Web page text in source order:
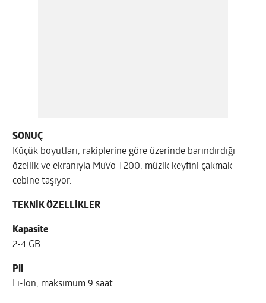
SONUÇ
Küçük boyutları, rakiplerine göre üzerinde barındırdığı
özellik ve ekranıyla MuVo T200, müzik keyfini çakmak
cebine taşıyor.
TEKNİK ÖZELLİKLER
Kapasite
2-4 GB
Pil
Li-Ion, maksimum 9 saat